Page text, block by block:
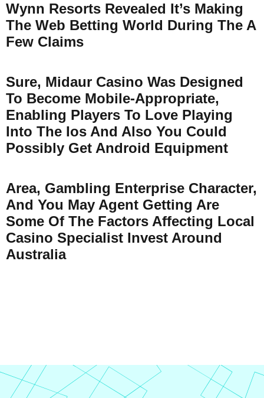
Wynn Resorts Revealed It’s Making
The Web Betting World During The A
Few Claims
Sure, Midaur Casino Was Designed
To Become Mobile-Appropriate,
Enabling Players To Love Playing
Into The Ios And Also You Could
Possibly Get Android Equipment
Area, Gambling Enterprise Character,
And You May Agent Getting Are
Some Of The Factors Affecting Local
Casino Specialist Invest Around
Australia